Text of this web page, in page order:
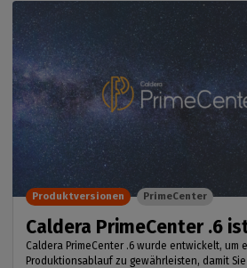
Caldera PrimeCenter .6
Caldera PrimeCenter .6 wurde entwickelt, um
Produktionsablauf zu gewährleisten, damit
Produktversionen PrimeCenter